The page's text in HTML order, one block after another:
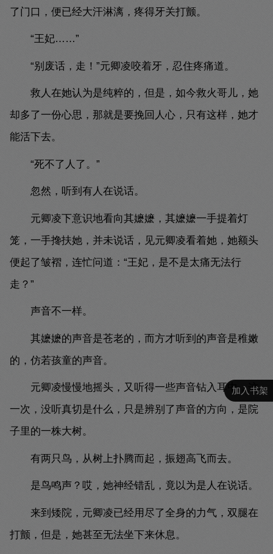
加入书架
了门口，便已经大汗淋漓，疼得牙关打颤。
“王妃……”
“别废话，走！”元卿凌咬着牙，忍住疼痛道。
救人在她认为是纯粹的，但是，如今救火哥儿，她
却多了一份心思，那就是要挽回人心，只有这样，她才
能活下去。
“死不了人了。”
忽然，听到有人在说话。
元卿凌下意识地看向其嬷嬷，其嬷嬷一手提着灯
笼，一手搀扶她，并未说话，见元卿凌看着她，她额头
便起了皱褶，连忙问道：“王妃，是不是太痛无法行
走？”
声音不一样。
其嬷嬷的声音是苍老的，而方才听到的声音是稚嫩
的，仿若孩童的声音。
元卿凌慢慢地摇头，又听得一些声音钻入耳中，这
一次，没听真切是什么，只是辨别了声音的方向，是院
子里的一株大树。
有两只鸟，从树上扑腾而起，振翅高飞而去。
是鸟鸣声？哎，她神经错乱，竟以为是人在说话。
来到矮院，元卿凌已经用尽了全身的力气，双腿在
打颤，但是，她甚至无法坐下来休息。